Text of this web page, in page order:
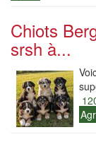
Chiots
srsh à...